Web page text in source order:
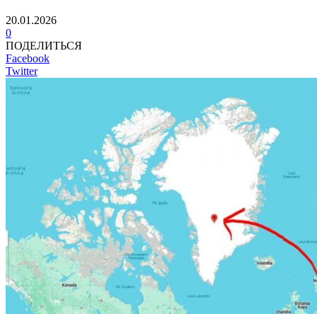
20.01.2026
0
ПОДЕЛИТЬСЯ
Facebook
Twitter